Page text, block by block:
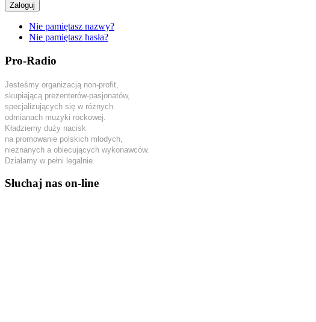
Zaloguj
Nie pamiętasz nazwy?
Nie pamiętasz hasła?
Pro-Radio
Jesteśmy organizacją non-profit,
skupiającą prezenterów-pasjonatów,
specjalizujących się w różnych
odmianach muzyki rockowej.
Kładziemy duży nacisk
na promowanie polskich młodych,
nieznanych a obiecujących wykonawców.
Działamy w pełni legalnie.
Słuchaj nas on-line